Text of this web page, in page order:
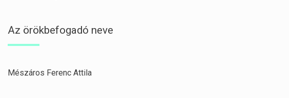
Az örökbefogadó neve
Mészáros Ferenc Attila